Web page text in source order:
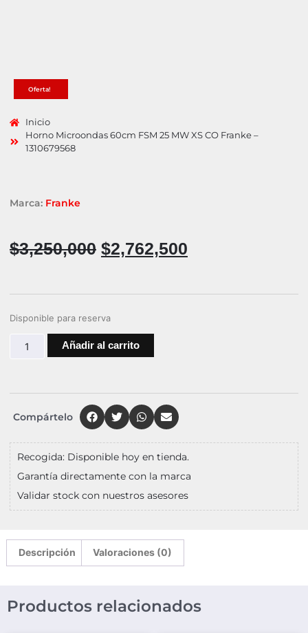
Oferta!
Inicio
Horno Microondas 60cm FSM 25 MW XS CO Franke –
1310679568
Marca: Franke
$3,250,000 $2,762,500
Disponible para reserva
Añadir al carrito
Compártelo
Recogida: Disponible hoy en tienda.
Garantía directamente con la marca
Validar stock con nuestros asesores
Descripción Valoraciones (0)
Productos relacionados